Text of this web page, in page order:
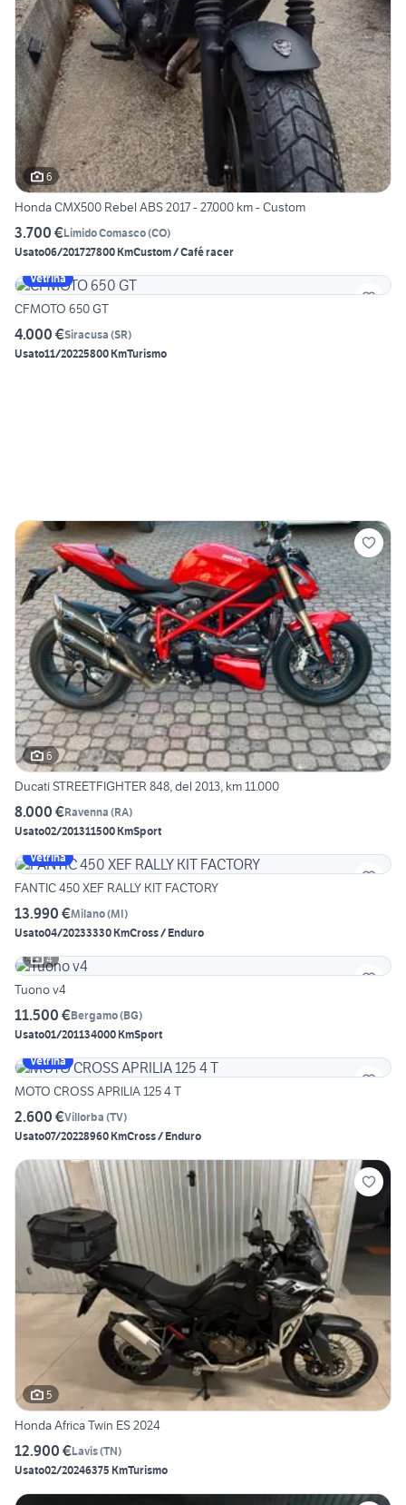
6
Honda CMX500 Rebel ABS 2017 - 27.000 km - Custom
3.700 €Limido Comasco(CO)
Usato06/201727800 KmCustom / Café racer
Vetrina
CFMOTO 650 GT
4.000 €Siracusa (SR)
Usato11/20225800 KmTurismo
6
Ducati STREETFIGHTER 848, del 2013, km 11.000
8.000 €Ravenna (RA)
Usato02/201311500 KmSport
Vetrina
FANTIC 450 XEF RALLY KIT FACTORY
13.990 €Milano(MI)
Usato04/20233330 KmCross / Enduro
4
Tuono v4
11.500 €Bergamo(BG)
Usato01/201134000 KmSport
Vetrina
MOTO CROSS APRILIA 125 4 T
2.600 €Villorba (TV)
Usato07/20228960 KmCross / Enduro
5
Honda Africa Twin ES 2024
12.900 €Lavis(TN)
Usato02/20246375 KmTurismo